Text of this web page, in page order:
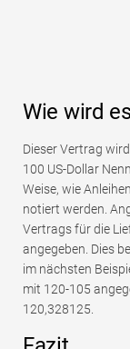
Wie wird
Dieser Vertrag
100 US-Dollar
Weise, wie
notiert werden.
Vertrags für die
angegeben. Dies
im nächsten
mit 120-105
120,328125.